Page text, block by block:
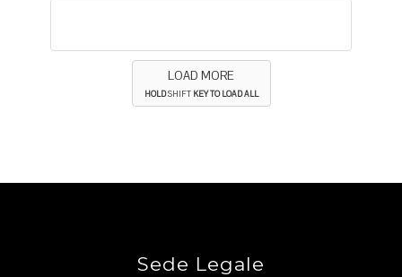
LOAD MORE
HOLDSHIFTKEY TO LOAD ALL
Sede Legale